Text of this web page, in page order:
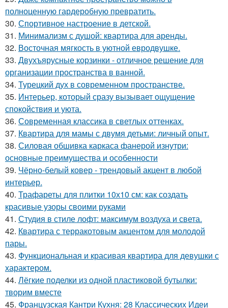
полноценную гардеробную превратить.
30. Спортивное настроение в детской.
31. Минимализм с душой: квартира для аренды.
32. Восточная мягкость в уютной евродвушке.
33. Двухъярусные корзинки - отличное решение для
организации пространства в ванной.
34. Турецкий дух в современном пространстве.
35. Интерьер, который сразу вызывает ощущение
спокойствия и уюта.
36. Современная классика в светлых оттенках.
37. Квартира для мамы с двумя детьми: личный опыт.
38. Силовая обшивка каркаса фанерой изнутри:
основные преимущества и особенности
39. Чёрно-белый ковер - трендовый акцент в любой
интерьер.
40. Трафареты для плитки 10х10 см: как создать
красивые узоры своими руками
41. Студия в стиле лофт: максимум воздуха и света.
42. Квартира с терракотовым акцентом для молодой
пары.
43. Функциональная и красивая квартира для девушки с
характером.
44. Лёгкие поделки из одной пластиковой бутылки:
творим вместе
45. Французская Кантри Кухня: 28 Классических Идеи